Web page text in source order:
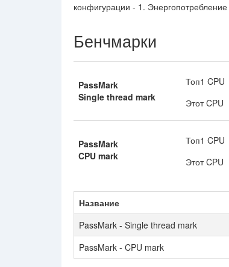
конфигурации - 1.
Бенчмарки
PassMark
Single thread mark
Топ1 CPU
Этот CPU
PassMark
CPU mark
Топ1 CPU
Этот CPU
Название
PassMark - Single thread mark
PassMark - CPU mark